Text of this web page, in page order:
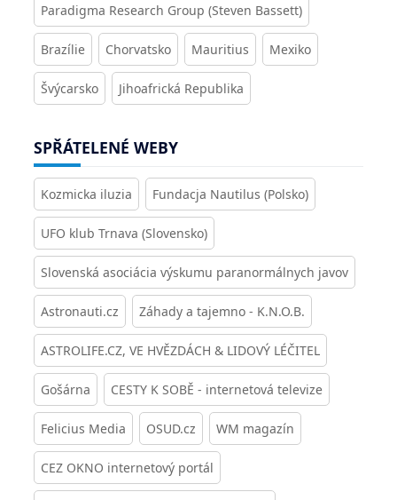
Paradigma Research Group (Steven Bassett)
Brazílie Chorvatsko Mauritius Mexiko
Švýcarsko Jihoafrická Republika
SPŘÁTELENÉ WEBY
Kozmicka iluzia Fundacja Nautilus (Polsko)
UFO klub Trnava (Slovensko)
Slovenská asociácia výskumu paranormálnych javov
Astronauti.cz Záhady a tajemno - K.N.O.B.
ASTROLIFE.CZ, VE HVĚZDÁCH & LIDOVÝ LÉČITEL
Gošárna CESTY K SOBĚ - internetová televize
Felicius Media OSUD.cz WM magazín
CEZ OKNO internetový portál